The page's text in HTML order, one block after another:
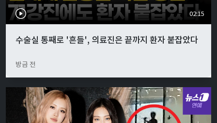
02:15
수술실 통째로 '흔들', 의료진은 끝까지 환자 붙잡았다
방금 전